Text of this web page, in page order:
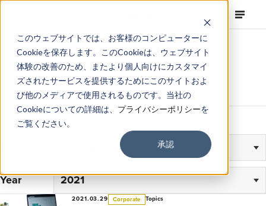
このウェブサイトでは、お客様のコンピューターに
Cookieを保存します。このCookieは、ウェブサイト
体験の改善のため、またより個人向けにカスタマイ
ズされたサービスを提供するためにこのサイトおよ
び他のメディアで使用されるものです。当社の
Cookieについての詳細は、 プライバシーポリシーを
ご覧ください。
承認
News
ロフトワークからお届けするニュースとトピック
Year
2021.03.29 Corporate Topics